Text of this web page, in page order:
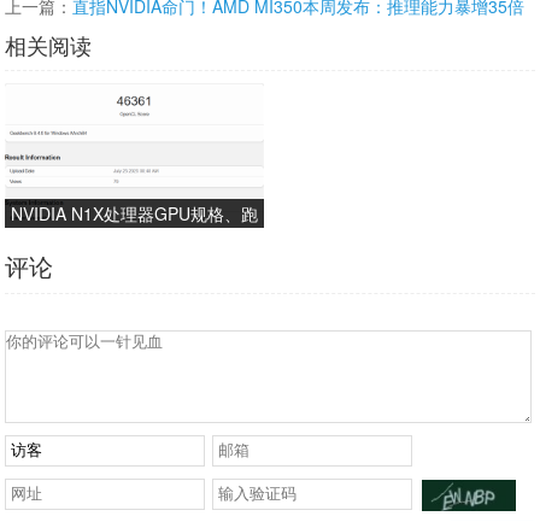
上一篇：直指NVIDIA命门！AMD MI350本周发布：推理能力暴增35倍
相关阅读
NVIDIA N1X处理器GPU规格、跑
评论